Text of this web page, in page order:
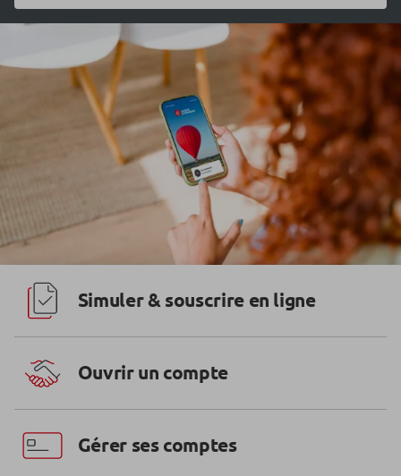
Simuler & souscrire en ligne
Ouvrir un compte
Gérer ses comptes